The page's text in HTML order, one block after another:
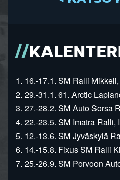
1. 16.-17.1. SM Ralli
2. 29.-31.1. 61. Arctic
3. 27.-28.2. SM Auto Sorsa
4. 22.-23.5. SM Imatra Ralli,
5. 12.-13.6. SM Jyväskylä
6. 14.-15.8. Fixus SM Ralli
7. 25.-26.9. SM Porvoon